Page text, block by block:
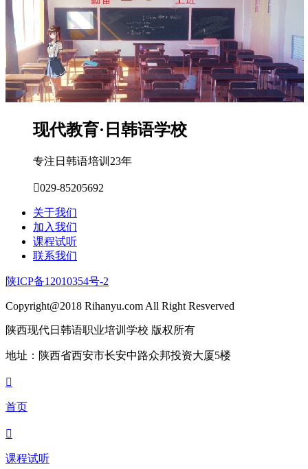
现代教育·日韩语学校
专注日韩语培训23年
029-85205692
关于我们
加入我们
课程试听
联系我们
陕ICP备12010354号-2
Copyright@2018 Rihanyu.com All Right Resverved
陕西现代日韩语职业培训学校 版权所有
地址：陕西省西安市长安中路众邦投资大厦5楼

首页

课程试听